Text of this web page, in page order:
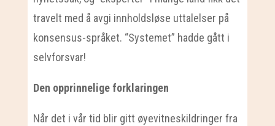
travelt med å avgi innholdsløse uttalelser på
konsensus-språket. “Systemet” hadde gått i
selvforsvar!
Den opprinnelige forklaringen
Når det i vår tid blir gitt øyevitneskildringer fra